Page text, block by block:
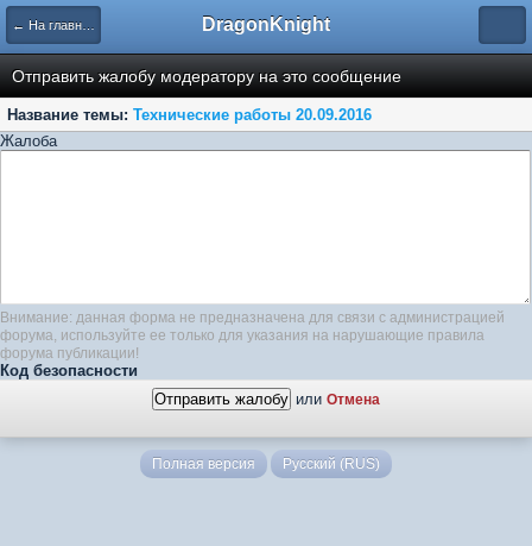
← На главную DragonKnight
Отправить жалобу модератору на это сообщение
Название темы: Технические работы 20.09.2016
Жалоба
Внимание: данная форма не предназначена для связи с администрацией
форума, используйте ее только для указания на нарушающие правила
форума публикации!
Код безопасности
или Отмена
Полная версия Русский (RUS)